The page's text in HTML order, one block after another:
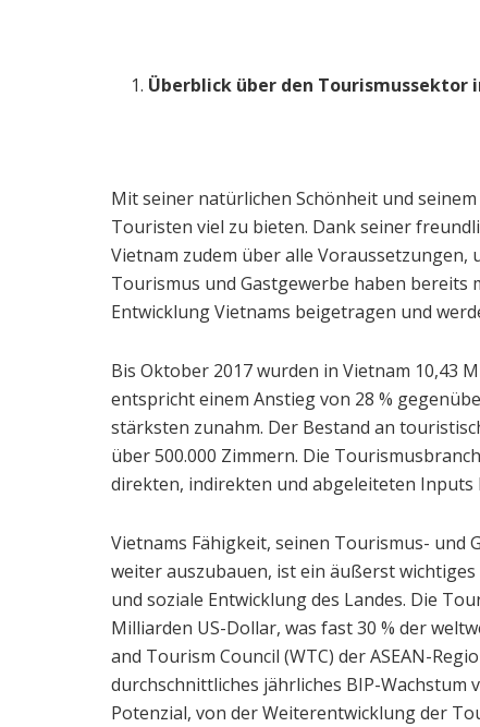
Überblick über den Tourismussektor
Mit seiner natürlichen Schönheit und
Touristen viel zu bieten. Dank seiner
Vietnam zudem über alle Voraussetzungen,
Tourismus und Gastgewerbe haben
Entwicklung Vietnams beigetragen und
Bis Oktober 2017 wurden in Vietnam 10,43
entspricht einem Anstieg von 28 %
stärksten zunahm. Der Bestand an
über 500.000 Zimmern. Die
direkten, indirekten und abgeleiteten Inputs
Vietnams Fähigkeit, seinen Tourismus- und
weiter auszubauen, ist ein äußerst
und soziale Entwicklung des Landes. Die
Milliarden US-Dollar, was fast 30 % der
and Tourism Council (WTC) der ASEAN-
durchschnittliches jährliches BIP-Wachstum
Potenzial, von der Weiterentwicklung der